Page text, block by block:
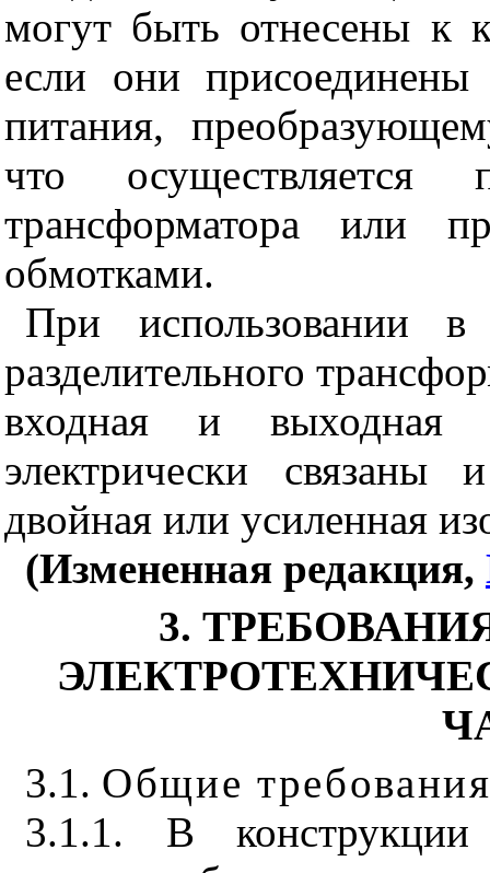
могут быть отнесены к
если они присоединены
питания,
что осуществляется
трансформатора или
обмотками.
При использовании в
разделительного
входная и
электрически
двойная или усиленная
(Измененная редакция,
3.
3.1. Общие
3.1.1. В конструкции